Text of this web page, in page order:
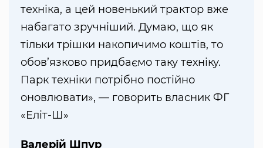
техніка, а цей новенький трактор вже
набагато зручніший. Думаю, що як
тільки трішки накопичимо коштів, то
обов’язково придбаємо таку техніку.
Парк техніки потрібно постійно
оновлювати», — говорить власник ФГ
«Еліт-Ш»
Валерій Шпур